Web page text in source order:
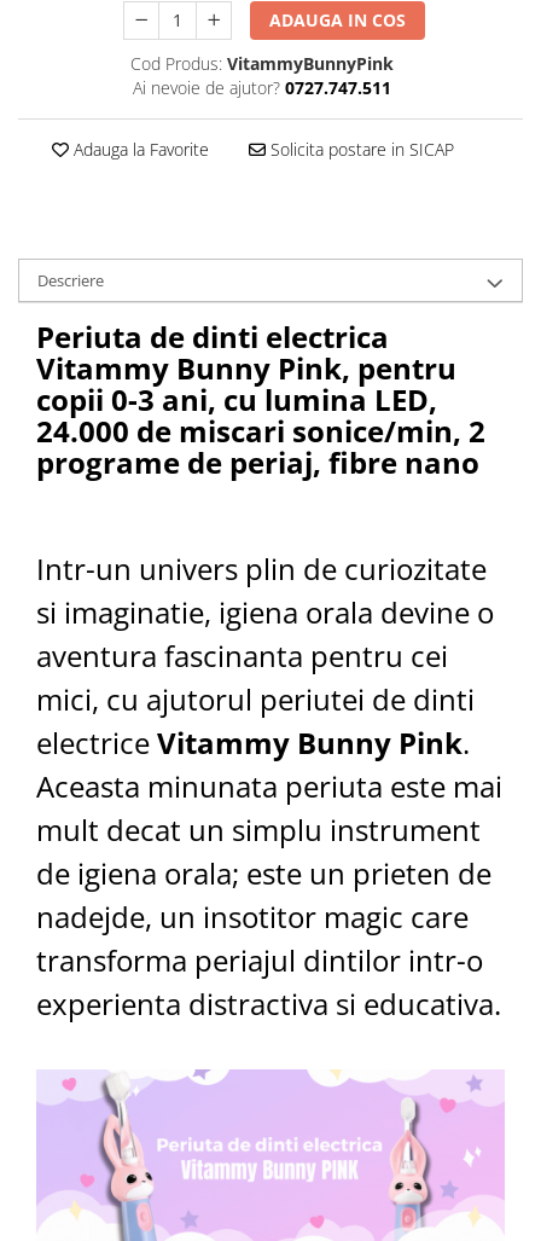
ADAUGA IN COS
Cod Produs: VitammyBunnyPink
Ai nevoie de ajutor? 0727.747.511
Adauga la Favorite Solicita postare in SICAP
Descriere
Periuta de dinti electrica
Vitammy Bunny Pink, pentru
copii 0-3 ani, cu lumina LED,
24.000 de miscari sonice/min, 2
programe de periaj, fibre nano
Intr-un univers plin de curiozitate
si imaginatie, igiena orala devine o
aventura fascinanta pentru cei
mici, cu ajutorul periutei de dinti
electriceVitammy Bunny Pink.
Aceasta minunata periuta este mai
mult decat un simplu instrument
de igiena orala; este un prieten de
nadejde, un insotitor magic care
transforma periajul dintilor intr-o
experienta distractiva si educativa.